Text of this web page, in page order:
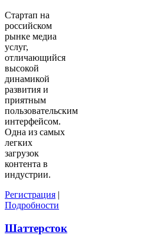
Стартап на
российском
рынке медиа
услуг,
отличающийся
высокой
динамикой
развития и
приятным
пользовательским
интерфейсом.
Одна из самых
легких
загрузок
контента в
индустрии.
Регистрация |
Подробности
Шаттерсток